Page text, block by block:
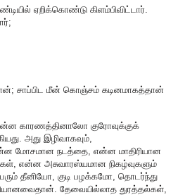
ஏறிக்கொண்டு கிளம்பிவிட்டார்.
சாப்பிட மீன் கொஞ்சம் கடினமாகத்தான்
காரணத்தினாலோ குரோவுக்குக்
அது இழிவாகவும்,
மோசமான நடத்தை, என்ன மாதிரியான
என்ன அசுவாரஸ்யமான நிகழ்வுகளும்
தீனியோ, குடி பழக்கமோ, தொடர்ந்து
தேவையில்லாத துரத்தல்கள்,